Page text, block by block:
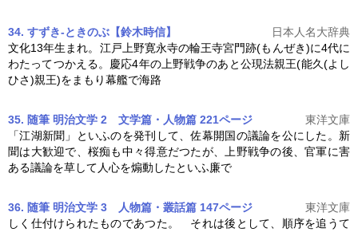
34. すずき-ときのぶ【鈴木時信】
日本人名大辞典
文化13年生まれ。江戸上野寛永寺の輪王寺宮門跡(もんぜき)に4代に
わたってつかえる。慶応4年の上野戦争のあと公現法親王(能久(よし
ひさ)親王)をまもり幕艦で海路
35. 随筆 明治文学 2 文学篇・人物篇 221ページ
東洋文庫
「江湖新聞」といふのを発刊して、佐幕開国の議論を公にした。新
聞は大歓迎で、桜痴も中々得意だつたが、
上野戦争の後、官軍に害
ある議論を草して人心を煽動したといふ廉で
36. 随筆 明治文学 3 人物篇・叢話篇 147ページ
東洋文庫
しく仕付けられたものであつた。 それは後として、順序を追うて